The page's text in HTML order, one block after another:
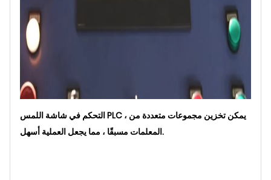
التحكم في شاشة اللمس PLC ، يمكن تخزين مجموعات متعددة من
المعلمات مسبقًا ، مما يجعل العملية أسهل.